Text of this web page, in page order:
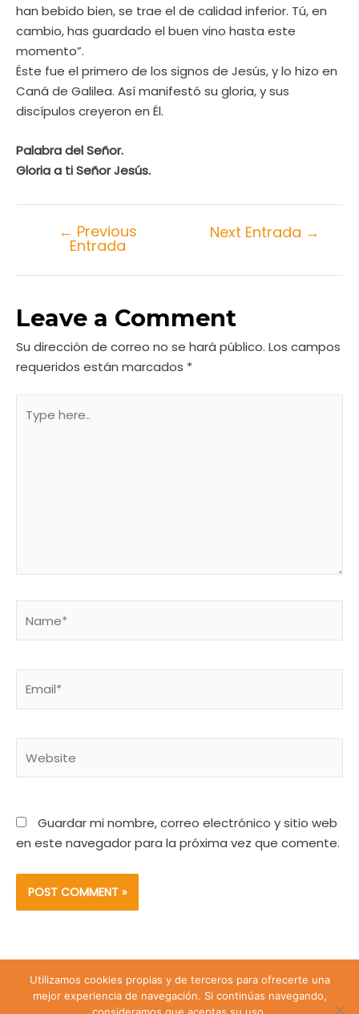
han bebido bien, se trae el de calidad inferior. Tú, en
cambio, has guardado el buen vino hasta este
momento”.
Éste fue el primero de los signos de Jesús, y lo hizo en
Caná de Galilea. Así manifestó su gloria, y sus
discípulos creyeron en Él.
Palabra del Señor.
Gloria a ti Señor Jesús.
← Previous
Entrada
Next Entrada →
Leave a Comment
Su dirección de correo no se hará público. Los campos
requeridos están marcados *
here..
Guardar mi nombre, correo electrónico y sitio web
en este navegador para la próxima vez que comente.
Lira 428 Santiago de Chile | Teléfono: +56 9 74809547 |
Email: sanjuanevangelista428@gmail.com
Utilizamos cookies propias y de terceros para ofrecerte una
mejor experiencia de navegación. Si continúas navegando,